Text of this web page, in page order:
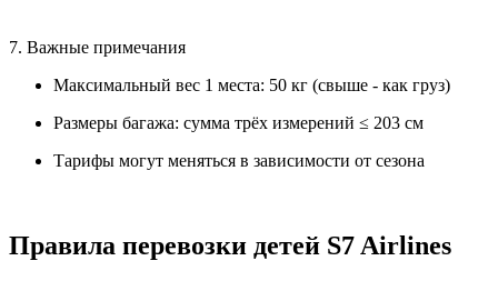
7. Важные примечания
Максимальный вес 1 места: 50 кг (свыше - как груз)
Размеры багажа: сумма трёх измерений ≤ 203 см
Тарифы могут меняться в зависимости от сезона
Правила перевозки детей S7 Airlines